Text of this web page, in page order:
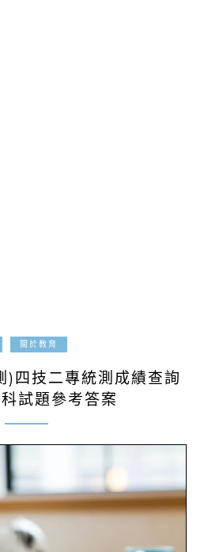
關於教育
)四技二專統測成績查詢
試題參考答案